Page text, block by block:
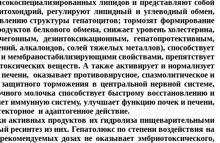
липидов и представляют собой
регулируют липидный и углеводный обмен,
структуры гепатоцитов; тормозят формирование
белкового обмена, снижает уровень холестерина,
дезинтоксикационным, гепатопротективным,
алкалоидов, солей тяжелых металлов), способствует
мембраностабилизирующими свойствами, препятствует
веществ. А также активирует и нормализует
оказывает противовирусное, спазмолитическое и
торможения в центральной нервной системе,
молочка способствует быстрому восстановлению и
иммунную систему, улучшает функцию почек и печени,
и адаптогенное действие.
активных продуктов их гидролиза пищеварительными
из них. Гепатолюкс по степени воздействия на
дозах не оказывает эмбриотоксического,